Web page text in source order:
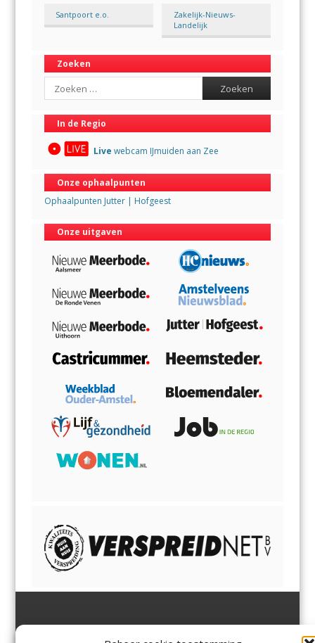
Santpoort e.o.
Zakelijk-Nieuws-
Landelijk
Zoeken
Search
In de Regio
Live webcam IJmuiden aan Zee
Onze ophaalpunten
Ophaalpunten Jutter | Hofgeest
Onze uitgaven